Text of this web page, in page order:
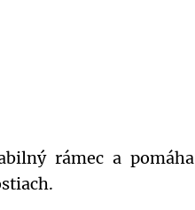
rámec a pomáha